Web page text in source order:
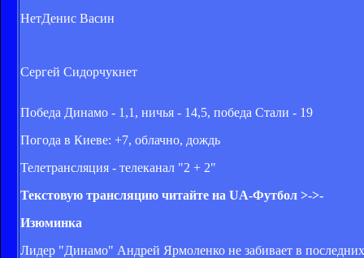
НетДенис Васин
Сергей Сидорчукнет
Победа Динамо - 1,1, ничья - 14,5, победа Стали - 19
Погода в Киеве: +7, облачно, дождь
Телетрансляция - телеканал "2 + 2"
Текстовую трансляцию читайте на UA-Футбол >->-
Изюминка
Лидер "Динамо" Андрей Ярмоленко не забивает в